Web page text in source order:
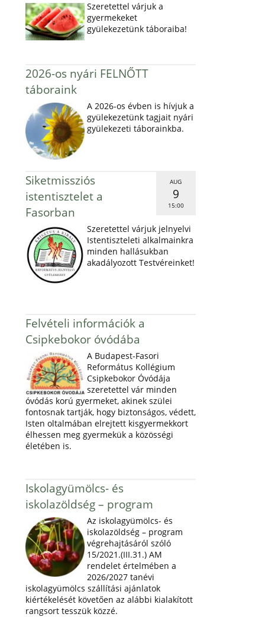
Szeretettel várjuk a
gyermekeket
gyülekezetünk táboraiba!
2026-os nyári FELNŐTT
táboraink
A 2026-os évben is hívjuk a
gyülekezetünk tagjait nyári
gyülekezeti táborainkba.
AUG
9
15:00
Siketmissziós
istentisztelet a
Fasorban
Szeretettel várjuk jelnyelvi
Istentiszteleti alkalmainkra
minden hallásukban
akadályozott Testvéreinket!
Felvételi információk a
Csipkebokor óvódába
A Budapest-Fasori
Református Kollégium
Csipkebokor Óvódája
szeretettel vár minden
óvódás korú gyermeket, akinek szülei
fontosnak tartják, hogy biztonságos, védett,
Isten oltalmában elrejtett kisgyermekkort
élhessen meg gyermekük a közösségi
életében is.
Iskolagyümölcs- és
iskolazöldség – program
Az iskolagyümölcs- és
iskolazöldség – program
végrehajtásáról szóló
15/2021.(III.31.) AM
rendelet értelmében a
2026/2027 tanévi
iskolagyümölcs szállítási ajánlatok
kiértékelését követően az alábbi kialakított
rangsort tesszük közzé.